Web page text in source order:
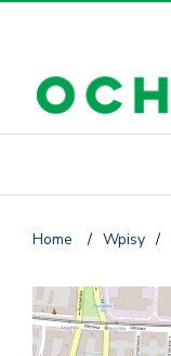
Home / Wpisy /